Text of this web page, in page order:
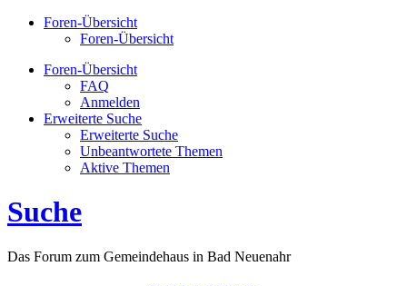
Foren-Übersicht
Foren-Übersicht
Foren-Übersicht
FAQ
Anmelden
Erweiterte Suche
Erweiterte Suche
Unbeantwortete Themen
Aktive Themen
Suche
Das Forum zum Gemeindehaus in Bad Neuenahr